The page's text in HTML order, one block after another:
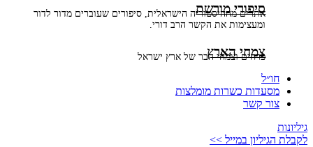
סיפורי מורשת
אתרים מההיסטוריה הישראלית, סיפורים שעוברים מדור לדור
ומעצימות את הקשר הרב דורי.
צמחי הארץ
פרחים וצמחי הבר של ארץ ישראל
חו״ל
מסעדות כשרות מומלצות
צור קשר
גיליונות
לקבלת הגיליון במייל >>